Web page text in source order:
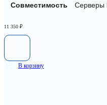
Совместимость Серверы
11 350 ₽
В корзину